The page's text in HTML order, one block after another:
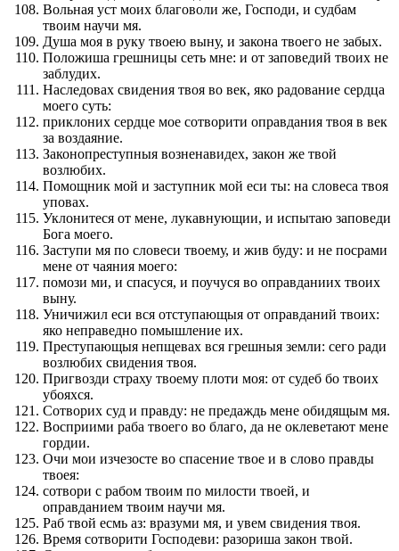
Вольная уст моих благоволи же, Господи, и судбам
твоим научи мя.
Душа моя в руку твоею выну, и закона твоего не забых.
Положиша грешницы сеть мне: и от заповедий твоих не
заблудих.
Наследовах свидения твоя во век, яко радование сердца
моего суть:
приклоних сердце мое сотворити оправдания твоя в век
за воздаяние.
Законопреступныя возненавидех, закон же твой
возлюбих.
Помощник мой и заступник мой еси ты: на словеса твоя
уповах.
Уклонитеся от мене, лукавнующии, и испытаю заповеди
Бога моего.
Заступи мя по словеси твоему, и жив буду: и не посрами
мене от чаяния моего:
помози ми, и спасуся, и поучуся во оправданиих твоих
выну.
Уничижил еси вся отступающыя от оправданий твоих:
яко неправедно помышление их.
Преступающыя непщевах вся грешныя земли: сего ради
возлюбих свидения твоя.
Пригвозди страху твоему плоти моя: от судеб бо твоих
убояхся.
Сотворих суд и правду: не предаждь мене обидящым мя.
Восприими раба твоего во благо, да не оклеветают мене
гордии.
Очи мои изчезосте во спасение твое и в слово правды
твоея:
сотвори с рабом твоим по милости твоей, и
оправданием твоим научи мя.
Раб твой есмь аз: вразуми мя, и увем свидения твоя.
Время сотворити Господеви: разориша закон твой.